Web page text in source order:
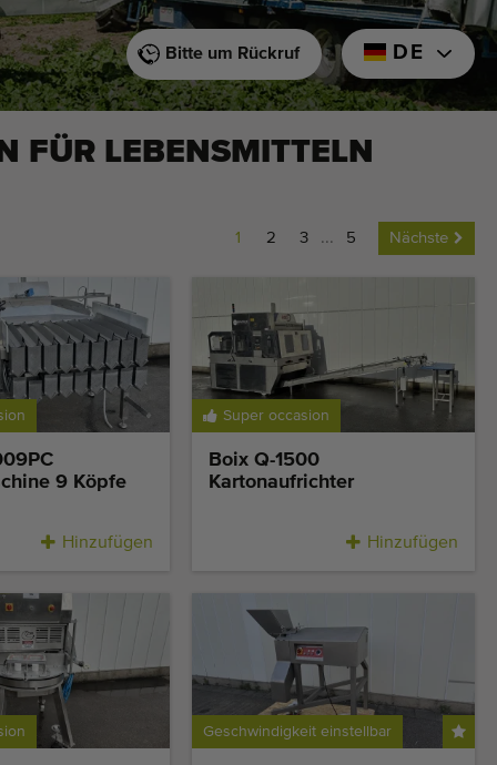
DE
Bitte um Rückruf
FÜR LEBENSMITTELN
1 2 3 ... 5 Nächste
9 Köpfe
Hinzufügen
Super occasion
Boix Q-1500
Kartonaufrichter
Hinzufügen
Geschwindigkeit einstellbar